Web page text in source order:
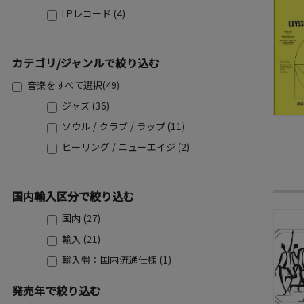
LPレコード (4)
カテゴリ/ジャンルで絞り込む
音楽をすべて選択(49)
ジャズ (36)
ソウル / クラブ / ラップ (11)
ヒーリング / ニューエイジ (2)
国内輸入区分で絞り込む
国内 (27)
輸入 (21)
輸入盤：国内流通仕様 (1)
発売年で絞り込む